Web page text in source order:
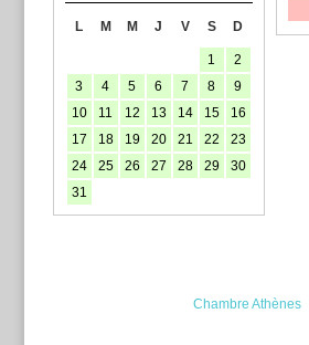
L M M J V S D
1
2
3
4 5 6 7 8
9
10
11 12 13 14 15
16
17
18 19 20 21 22
23
24
25 26 27 28 29
30
31
Chambre Athènes